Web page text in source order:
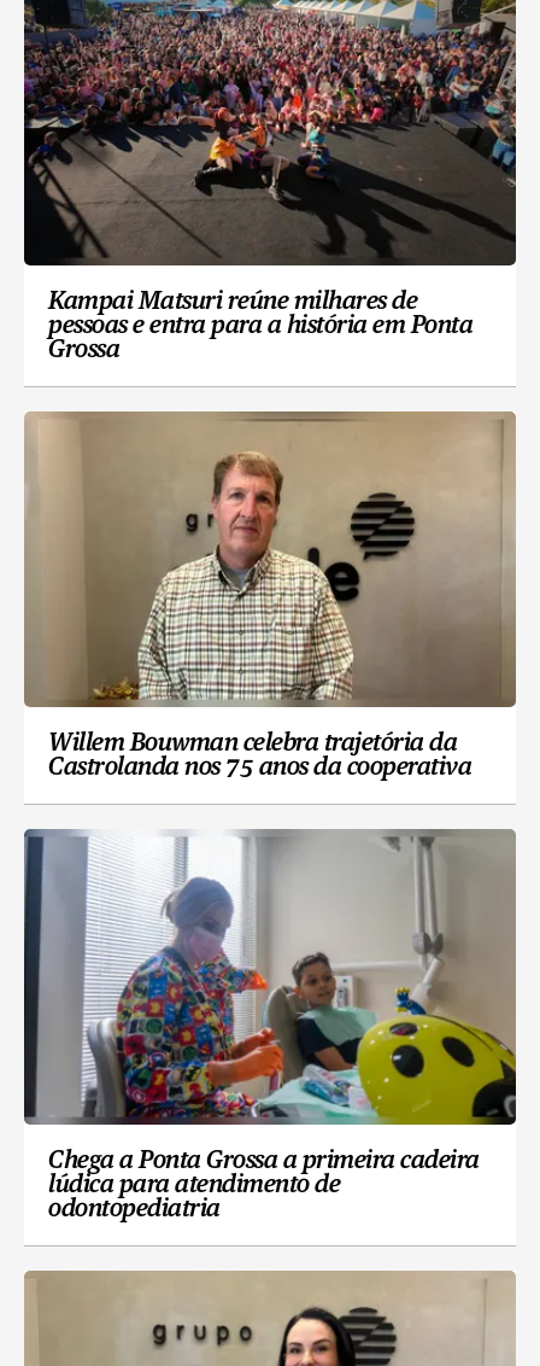
Kampai Matsuri reúne milhares de
pessoas e entra para a história em Ponta
Grossa
Willem Bouwman celebra trajetória da
Castrolanda nos 75 anos da cooperativa
Chega a Ponta Grossa a primeira cadeira
lúdica para atendimento de
odontopediatria